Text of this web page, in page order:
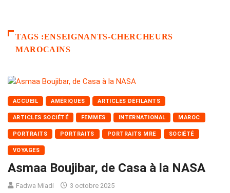
TAGS :ENSEIGNANTS-CHERCHEURS
MAROCAINS
ACCUEIL AMÉRIQUES ARTICLES DÉFILANTS
ARTICLES SOCIÉTÉ FEMMES INTERNATIONAL MAROC
PORTRAITS PORTRAITS PORTRAITS MRE SOCIÉTÉ
VOYAGES
Asmaa Boujibar, de Casa à la NASA
Fadwa Miadi 3 octobre 2025